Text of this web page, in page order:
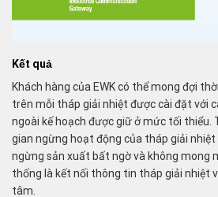
Kết quả
Khách hàng của EWK có thể mong đợi
trên mỗi tháp giải nhiệt được cài đặt với
ngoài kế hoạch được giữ ở mức tối thiểu.
gian ngừng hoạt động của tháp giải
ngừng sản xuất bất ngờ và không mong
thống là kết nối thông tin tháp giải nhiệt
tâm.